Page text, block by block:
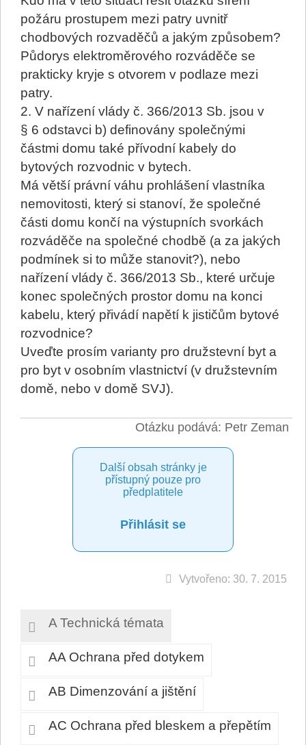
požáru prostupem mezi patry uvnitř
chodbových rozvaděčů a jakým způsobem?
Půdorys elektroměrového rozváděče se
prakticky kryje s otvorem v podlaze mezi
patry.
2. V nařízení vlády č. 366/2013 Sb. jsou v
§ 6 odstavci b) definovány společnými
částmi domu také přívodní kabely do
bytových rozvodnic v bytech.
Má větší právní váhu prohlášení vlastníka
nemovitosti, který si stanoví, že společné
části domu končí na výstupních svorkách
rozváděče na společné chodbě (a za jakých
podmínek si to může stanovit?), nebo
nařízení vlády č. 366/2013 Sb., které určuje
konec společných prostor domu na konci
kabelu, který přivádí napětí k jističům bytové
rozvodnice?
Uveďte prosím varianty pro družstevní byt a
pro byt v osobním vlastnictví (v družstevním
domě, nebo v domě SVJ).
Otázku podává: Petr Zeman
Další obsah stránky je
přístupný pouze pro
předplatitele
Přihlásit se
Vytvořeno: 30. 7. 2015
A Technická témata
AA Ochrana před dotykem
AB Dimenzování a jištění
AC Ochrana před bleskem a přepětím